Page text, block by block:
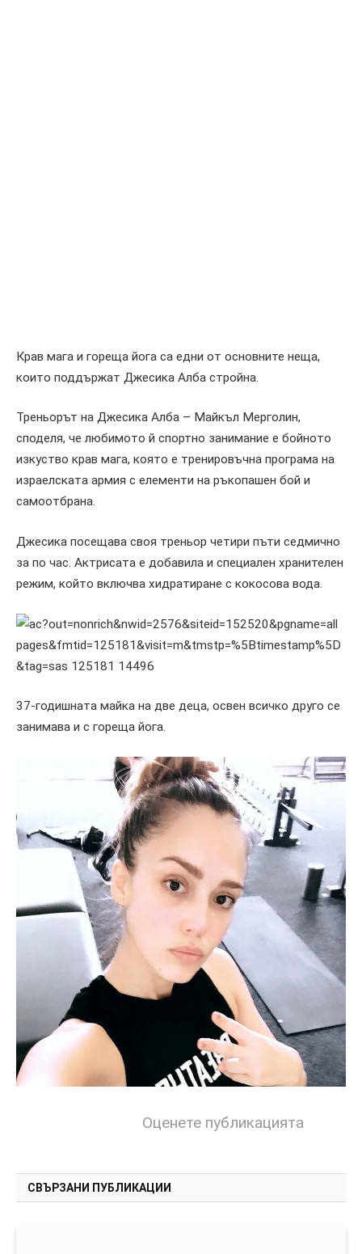
Крав мага и гореща йога са едни от основните неща,
които поддържат Джесика Алба стройна.
Треньорът на Джесика Алба – Майкъл Мерголин,
споделя, че любимото й спортно занимание е бойното
изкуство крав мага, която е тренировъчна програма на
израелската армия с елементи на ръкопашен бой и
самоотбрана.
Джесика посещава своя треньор четири пъти седмично
за по час. Актрисата е добавила и специален хранителен
режим, който включва хидратиране с кокосова вода.
37-годишната майка на две деца, освен всичко друго се
занимава и с гореща йога.
Оценете публикацията
СВЪРЗАНИ ПУБЛИКАЦИИ